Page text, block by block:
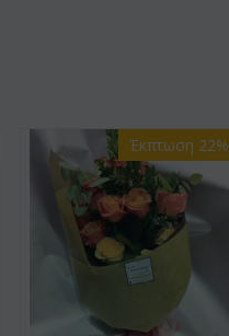
Έκπτωση 22%